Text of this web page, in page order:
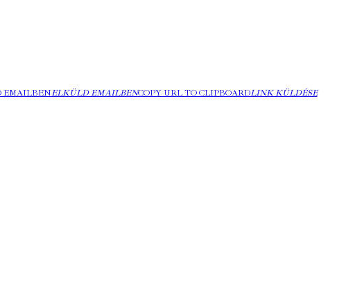
EMAILBENELKÜLD EMAILBENCOPY URL TO CLIPBOARDLINK KÜLDÉSE